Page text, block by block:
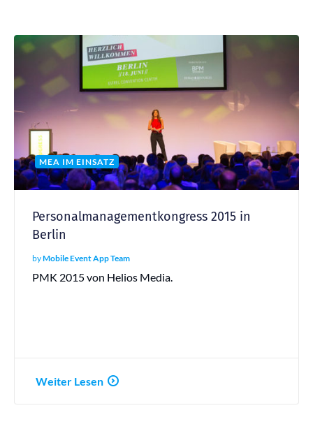
MEA IM EINSATZ
Personalmanagementkongress 2015 in
Berlin
byMobile Event App Team
PMK 2015 von Helios Media.
Weiter Lesen